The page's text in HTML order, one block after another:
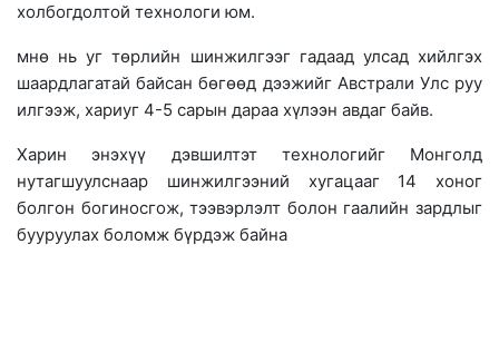
холбогдолтой технологи юм.
мнө нь уг төрлийн шинжилгээг гадаад улсад хийлгэх
шаардлагатай байсан бөгөөд дээжийг Австрали Улс руу
илгээж, хариуг 4-5 сарын дараа хүлээн авдаг байв.
Харин энэхүү дэвшилтэт технологийг Монголд
нутагшуулснаар шинжилгээний хугацааг 14 хоног
болгон богиносгож, тээвэрлэлт болон гаалийн зардлыг
бууруулах боломж бүрдэж байна